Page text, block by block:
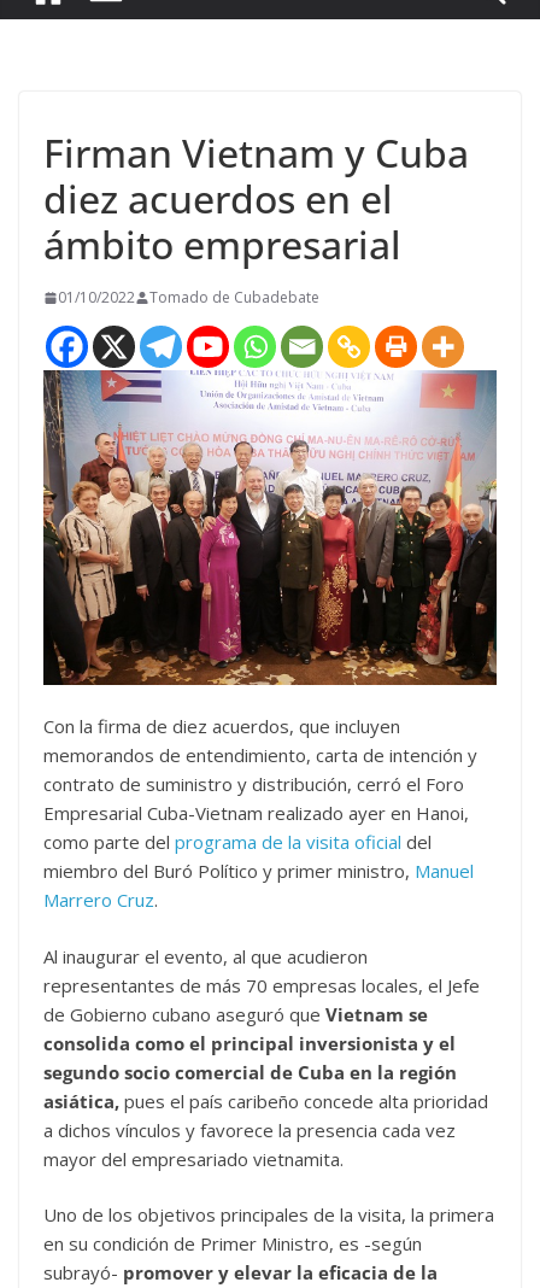
Firman Vietnam y Cuba
diez acuerdos en el
ámbito empresarial
01/10/2022 Tomado de Cubadebate
Con la firma de diez acuerdos, que incluyen
memorandos de entendimiento, carta de intención y
contrato de suministro y distribución, cerró el Foro
Empresarial Cuba-Vietnam realizado ayer en Hanoi,
como parte del programa de la visita oficial del
miembro del Buró Político y primer ministro, Manuel
Marrero Cruz.
Al inaugurar el evento, al que acudieron
representantes de más 70 empresas locales, el Jefe
de Gobierno cubano aseguró que Vietnam se
consolida como el principal inversionista y el
segundo socio comercial de Cuba en la región
asiática, pues el país caribeño concede alta prioridad
a dichos vínculos y favorece la presencia cada vez
mayor del empresariado vietnamita.
Uno de los objetivos principales de la visita, la primera
en su condición de Primer Ministro, es -según
subrayó- promover y elevar la eficacia de la